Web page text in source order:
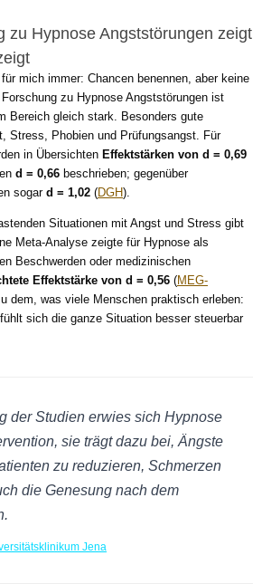
zu Hypnose Angststörungen zeigt
mich immer: Chancen benennen, aber keine
zu Hypnose Angststörungen ist
Bereich gleich stark. Besonders gute
Stress, Phobien und Prüfungsangst. Für
in Übersichten Effektstärken von d = 0,69
d = 0,66 beschrieben; gegenüber
sogar d = 1,02 (DGH).
Situationen mit Angst und Stress gibt
Meta-Analyse zeigte für Hypnose als
Beschwerden oder medizinischen
Effektstärke von d = 0,56 (MEG-
dem, was viele Menschen praktisch erleben:
sich die ganze Situation besser steuerbar
der Studien erwies sich Hypnose
sie trägt dazu bei, Ängste
zu reduzieren, Schmerzen
die Genesung nach dem
Jena